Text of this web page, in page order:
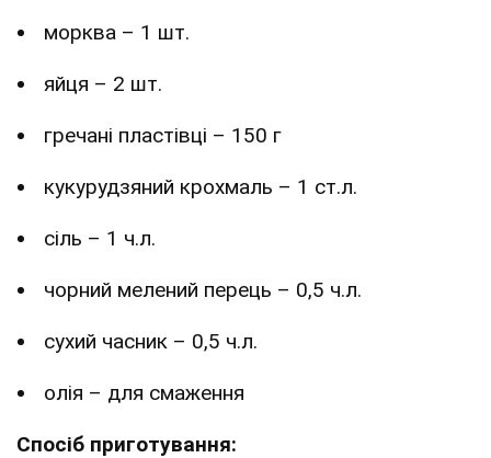
морква – 1 шт.
яйця – 2 шт.
гречані пластівці – 150 г
кукурудзяний крохмаль – 1 ст.л.
сіль – 1 ч.л.
чорний мелений перець – 0,5 ч.л.
сухий часник – 0,5 ч.л.
олія – для смаження
Спосіб приготування: